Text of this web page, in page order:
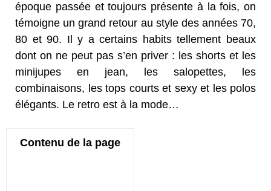
époque passée et toujours présente à la fois, on
témoigne un grand retour au style des années 70,
80 et 90. Il y a certains habits tellement beaux
dont on ne peut pas s’en priver : les shorts et les
minijupes en jean, les salopettes, les
combinaisons, les tops courts et sexy et les polos
élégants. Le retro est à la mode…
Contenu de la page